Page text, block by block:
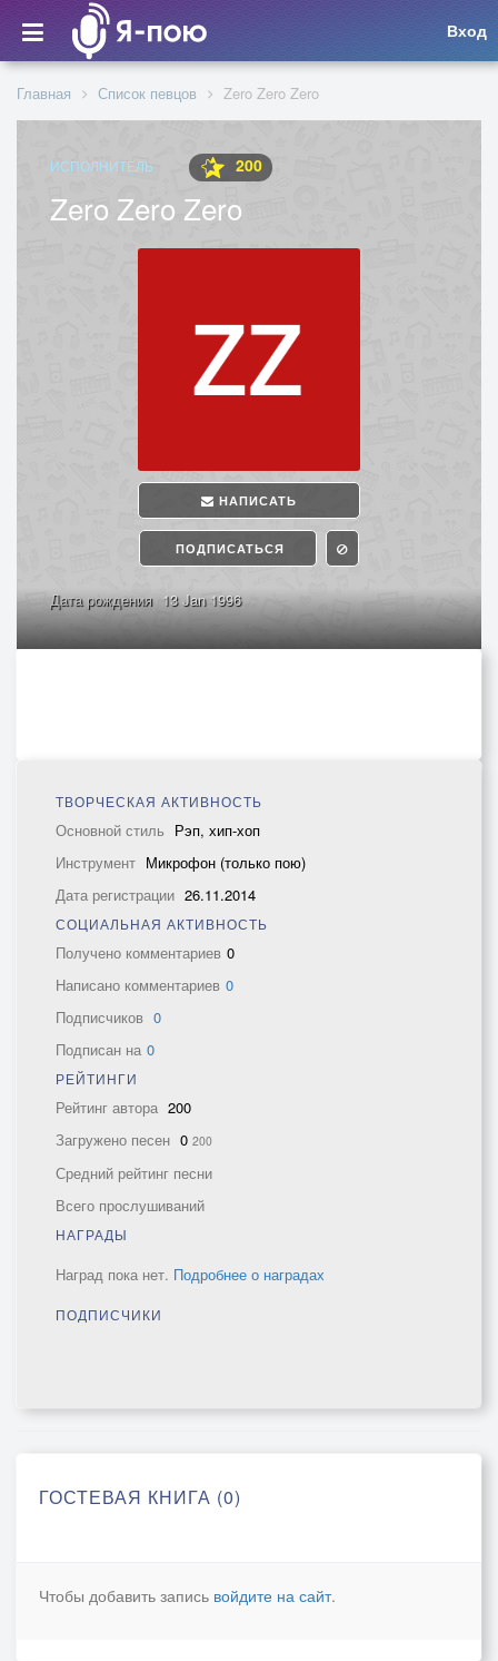
Вход
Главная Список певцов Zero Zero Zero
ИСПОЛНИТЕЛЬ 200
Zero Zero Zero
НАПИСАТЬ
ПОДПИСАТЬСЯ
Дата рождения 13 Jan 1996
ТВОРЧЕСКАЯ АКТИВНОСТЬ
Основной стиль Рэп, хип-хоп
Инструмент Микрофон (только пою)
Дата регистрации 26.11.2014
СОЦИАЛЬНАЯ АКТИВНОСТЬ
Получено комментариев 0
Написано комментариев 0
Подписчиков 0
Подписан на 0
РЕЙТИНГИ
Рейтинг автора 200
Загружено песен 0 200
Средний рейтинг песни
Всего прослушиваний
НАГРАДЫ
Наград пока нет. Подробнее о наградах
ПОДПИСЧИКИ
ГОСТЕВАЯ КНИГА (0)
Чтобы добавить запись войдите на сайт.